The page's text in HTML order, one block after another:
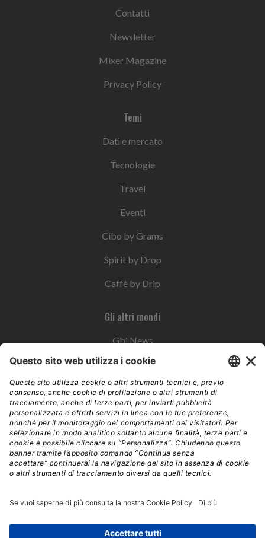
Contatti
Newsletter
Mixer Magazine
Privacy Policy
Temi
Dati e mercato
Tecnologie
Travel
Eventi
Cibo by Grams
Spirit by Drop
Caffè by Drip
Gli altri mondi
Gbi News
Instoremag
Esplora il gruppo
Edra Edizioni
Edizioni LSWR
LSWR Group
Mixer è un prodotto del network Edra Edizioni. Direzione, amministrazione,